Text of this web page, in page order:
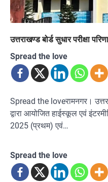
उत्तराखण्ड बोर्ड सुधार परीक्षा
Spread the love
Spread the loveरामनगर।
द्वारा आयोजित हाईस्कूल एवं
2025 (प्रथम) एवं…
Spread the love